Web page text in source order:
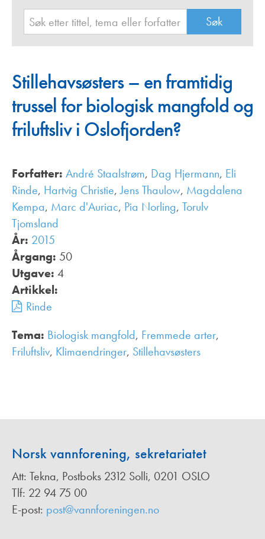
Stillehavsøsters – en framtidig
trussel for biologisk mangfold og
friluftsliv i Oslofjorden?
Forfatter: André Staalstrøm, Dag Hjermann, Eli
Rinde, Hartvig Christie,Jens Thaulow, Magdalena
Kempa, Marc d'Auriac, Pia Norling, Torulv
Tjomsland
År: 2015
Årgang: 50
Utgave: 4
Artikkel:
Rinde
Tema: Biologisk mangfold, Fremmede arter,
Friluftsliv, Klimaendringer, Stillehavsøsters
Norsk vannforening, sekretariatet
Att: Tekna, Postboks 2312 Solli, 0201 OSLO
Tlf: 22 94 75 00
E-post: post@vannforeningen.no